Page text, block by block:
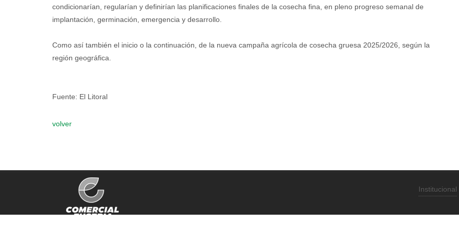
condicionarían, regularían y definirían las planificaciones finales de la cosecha fina, en pleno progreso semanal de
implantación, germinación, emergencia y desarrollo.
Como así también el inicio o la continuación, de la nueva campaña agrícola de cosecha gruesa 2025/2026, según la
región geográfica.
Fuente: El Litoral
volver
Institucional